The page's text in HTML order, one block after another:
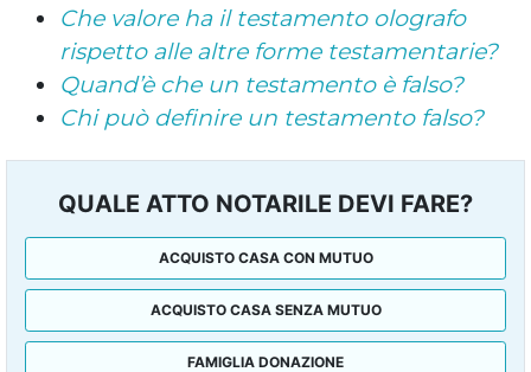
Che valore ha il testamento olografo
rispetto alle altre forme testamentarie?
Quand’è che un testamento è falso?
Chi può definire un testamento falso?
QUALE ATTO NOTARILE DEVI FARE?
ACQUISTO CASA CON MUTUO
ACQUISTO CASA SENZA MUTUO
FAMIGLIA DONAZIONE